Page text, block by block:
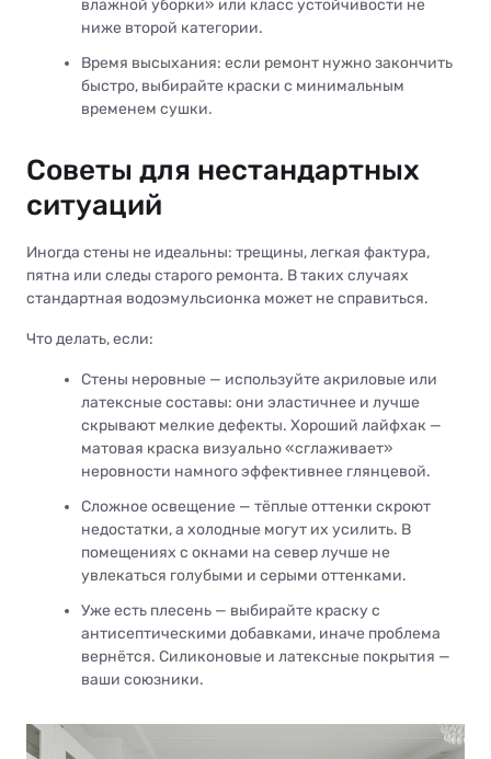
влажной уборки» или класс устойчивости не
ниже второй категории.
Время высыхания: если ремонт нужно закончить
быстро, выбирайте краски с минимальным
временем сушки.
Советы для нестандартных
ситуаций
Иногда стены не идеальны: трещины, легкая фактура,
пятна или следы старого ремонта. В таких случаях
стандартная водоэмульсионка может не справиться.
Что делать, если:
Стены неровные — используйте акриловые или
латексные составы: они эластичнее и лучше
скрывают мелкие дефекты. Хороший лайфхак —
матовая краска визуально «сглаживает»
неровности намного эффективнее глянцевой.
Сложное освещение — тёплые оттенки скроют
недостатки, а холодные могут их усилить. В
помещениях с окнами на север лучше не
увлекаться голубыми и серыми оттенками.
Уже есть плесень — выбирайте краску с
антисептическими добавками, иначе проблема
вернётся. Силиконовые и латексные покрытия —
ваши союзники.